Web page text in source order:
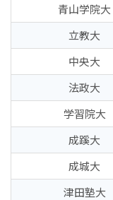
青山学院大
立教大
中央大
法政大
学習院大
成蹊大
成城大
津田塾大